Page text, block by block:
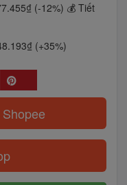
(-12%) 💰 Tiết
(+35%)